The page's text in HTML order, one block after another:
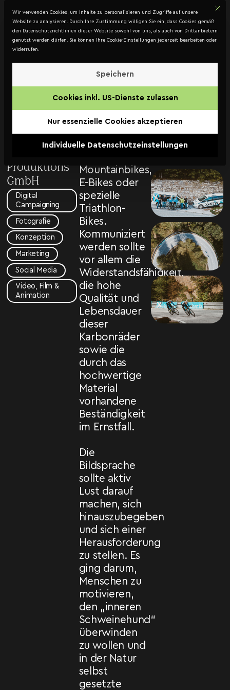
Kontakt
XeNTIS
Videoproduktion
XeNTiS
Composite
Entwicklungs-
Produktions
GmbH
Digital
Campaigning
Fotografie
Konzeption
Marketing
Social Media
Video, Film &
Animation
XeNTiS
High-
Performance-
Laufräder für
Mountainbikes,
E-Bikes oder
spezielle
Triathlon-
Bikes.
Kommuniziert
werden sollte
vor allem die
Widerstandsfähigkeit,
die hohe
Qualität und
Lebensdauer
dieser
Karbonräder
sowie die
durch das
hochwertige
Material
vorhandene
Beständigkeit
im Ernstfall.
Die
Bildsprache
sollte aktiv
Lust darauf
machen, sich
hinauszubegeben
und sich einer
Herausforderung
zu stellen. Es
ging darum,
Menschen zu
motivieren,
den „inneren
Schweinehund“
überwinden
zu wollen und
in der Natur
selbst
gesetzte
Mit
DATENSCHUTZ
Wir verwenden Cookies, um Inhalte zu personalisieren und Zugriffe auf unsere
Website zu analysieren. Durch Ihre Zustimmung willigen Sie ein, dass Cookies gemäß
den Datenschutzrichtlinien dieser Website sowohl von uns, als auch von Drittanbietern
genutzt werden dürfen. Sie können Ihre Cookie-Einstellungen jederzeit bearbeiten oder
widerrufen.
Speichern
Cookies inkl. US-Dienste zulassen
Nur essenzielle Cookies akzeptieren
Individuelle Datenschutzeinstellungen